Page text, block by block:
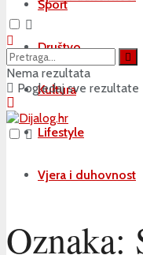
Sport
Društvo
Kultura
Lifestyle
Vjera i duhovnost
Nema rezultata
Pogledaj sve rezultate
Oznaka: